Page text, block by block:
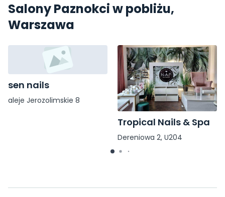
Salony Paznokci w pobliżu,
Warszawa
sen nails
aleje Jerozolimskie 8
Tropical Nails & Spa
Dereniowa 2, U204